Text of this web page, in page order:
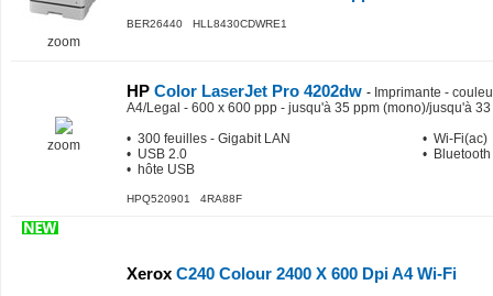
zoom
BER26440 HLL8430CDWRE1
zoom
HP Color LaserJet Pro 4202dw - Imprimante -
A4/Legal - 600 x 600 ppp - jusqu'à 35 ppm (mono)/jusqu'à
• 300 feuilles - Gigabit LAN
• USB 2.0
• hôte USB
• Wi-Fi(ac)
• Bluetooth
HPQ520901 4RA88F
Xerox C240 Colour 2400 X 600 Dpi A4 Wi-Fi